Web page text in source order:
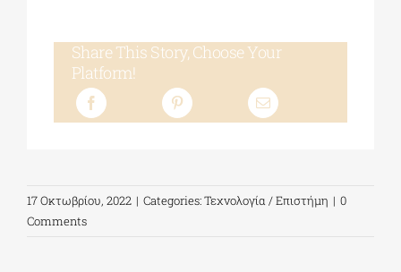
Share This Story, Choose Your
Platform!
17 Οκτωβρίου, 2022 | Categories:Τεχνολογία / Επιστήμη | 0
Comments